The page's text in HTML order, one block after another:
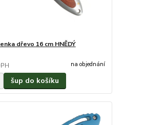
dřevo 16 cm HNĚDÝ
na objednání
šup do košíku